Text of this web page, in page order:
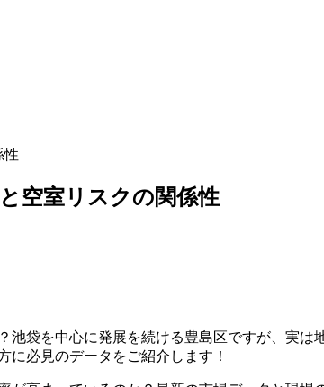
性
空室リスクの関係性
池袋を中心に発展を続ける豊島区ですが、実
に必見のデータをご紹介します！